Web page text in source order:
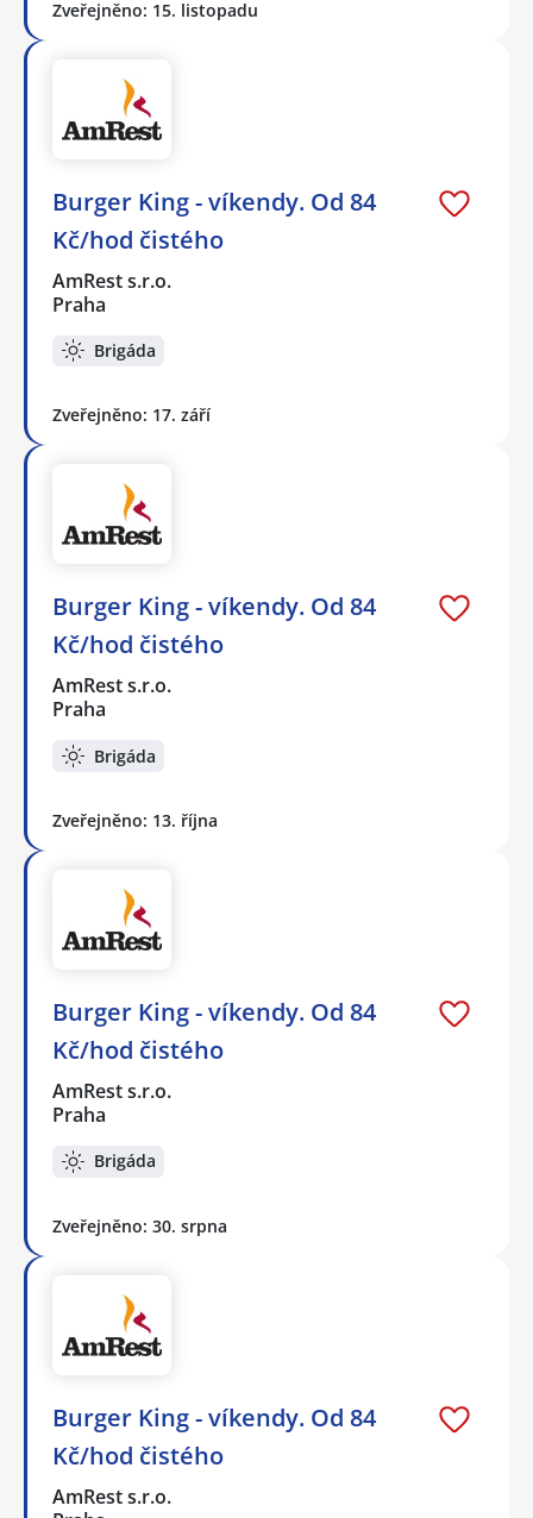
Zveřejněno: 15. listopadu
Burger King - víkendy. Od 84
Kč/hod čistého
AmRest s.r.o.
Praha
Brigáda
Zveřejněno: 17. září
Burger King - víkendy. Od 84
Kč/hod čistého
AmRest s.r.o.
Praha
Brigáda
Zveřejněno: 13. října
Burger King - víkendy. Od 84
Kč/hod čistého
AmRest s.r.o.
Praha
Brigáda
Zveřejněno: 30. srpna
Burger King - víkendy. Od 84
Kč/hod čistého
AmRest s.r.o.